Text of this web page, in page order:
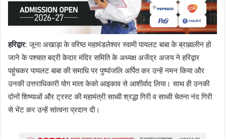
हरिद्वार: जूना अखाड़ा के वरिष्ठ महामंडलेश्वर स्वामी पायलट बाबा के ब्राह्मलीन हो
जाने के पश्चात बद्री केदार मंदिर समिति के अध्यक्ष अजेंद्र अजय ने हरिद्वार
पहुंचकर पायलट बाबा की समाधि पर पुष्पांजलि अर्पित कर उन्हें नमन किया और
उनकी उत्तराधिकारी योग माता केको आइकाव से आशीर्वाद लिया। साथ ही उनकी
दोनों शिष्याओं और ट्रस्ट की महामंत्री साध्वी श्रद्धा गिरी व साध्वी चेतना नंद गिरी
से भेंट कर उन्हें सांत्वना प्रदान दी।